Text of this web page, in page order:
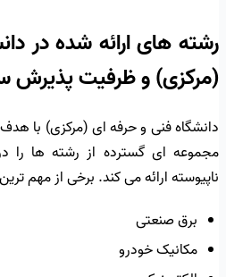
رشته های ارائه شده در
(مرکزی) و ظرفیت پذیرش
دانشگاه فنی و حرفه ای (مرکزی) با
مجموعه ای گسترده از رشته ها را
ناپیوسته ارائه می کند. برخی از مهم
برق صنعتی
مکانیک خودرو